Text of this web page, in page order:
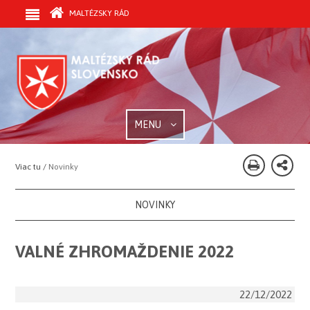
MALTÉZSKY RÁD
MENU
Viac tu / Novinky
NOVINKY
VALNÉ ZHROMAŽDENIE 2022
22/12/2022